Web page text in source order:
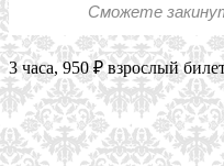
Сможете
3 часа, 950 ₽ взрослый